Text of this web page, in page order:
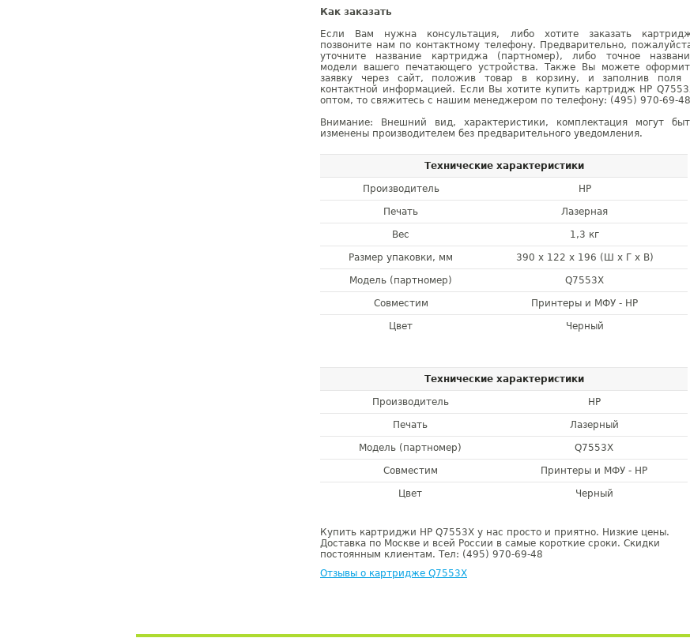
Как заказать
Если Вам нужна консультация, либо хотите заказать
позвоните нам по контактному телефону. Предварительно,
уточните название картриджа (партномер), либо точное
модели вашего печатающего устройства. Также Вы можете
заявку через сайт, положив товар в корзину, и заполнив поля
контактной информацией. Если Вы хотите купить картридж HP
оптом, то свяжитесь с нашим менеджером по телефону: (495) 970-69-
Внимание: Внешний вид, характеристики, комплектация могут
изменены производителем без предварительного уведомления.
Технические характеристики
Производитель HP
Печать Лазерная
Вес 1,3 кг
Размер упаковки, мм 390 x 122 x 196 (Ш x Г x В)
Модель (партномер) Q7553X
Совместим Принтеры и МФУ - HP
Цвет Черный
Технические характеристики
Производитель HP
Печать Лазерный
Модель (партномер) Q7553X
Совместим Принтеры и МФУ - HP
Цвет Черный
Купить картриджи HP Q7553X у нас просто и приятно. Низкие цены.
Доставка по Москве и всей России в самые короткие сроки. Скидки
постоянным клиентам. Тел: (495) 970-69-48
Отзывы о картридже Q7553X